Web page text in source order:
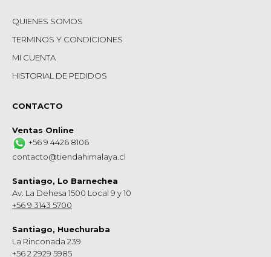
QUIENES SOMOS
TERMINOS Y CONDICIONES
MI CUENTA
HISTORIAL DE PEDIDOS
CONTACTO
Ventas Online
+56 9 4426 8106
contacto@tiendahimalaya.cl
Santiago, Lo Barnechea
Av. La Dehesa 1500 Local 9 y 10
+56 9 3143 5700
Santiago, Huechuraba
La Rinconada 239
+56 2 2929 5985